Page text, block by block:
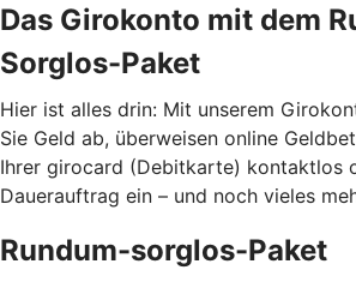
Das Girokonto mit dem
Sorglos-Paket
Hier ist alles drin: Mit unserem
Sie Geld ab, überweisen online
Ihrer girocard (Debitkarte) kontaktlos
Dauerauftrag ein – und noch vieles
Rundum-sorglos-Paket